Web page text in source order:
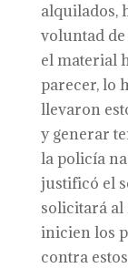
alquilados,
voluntad
el material
parecer, lo
llevaron
y generar
la policía
justificó el
solicitará al
inicien los
contra